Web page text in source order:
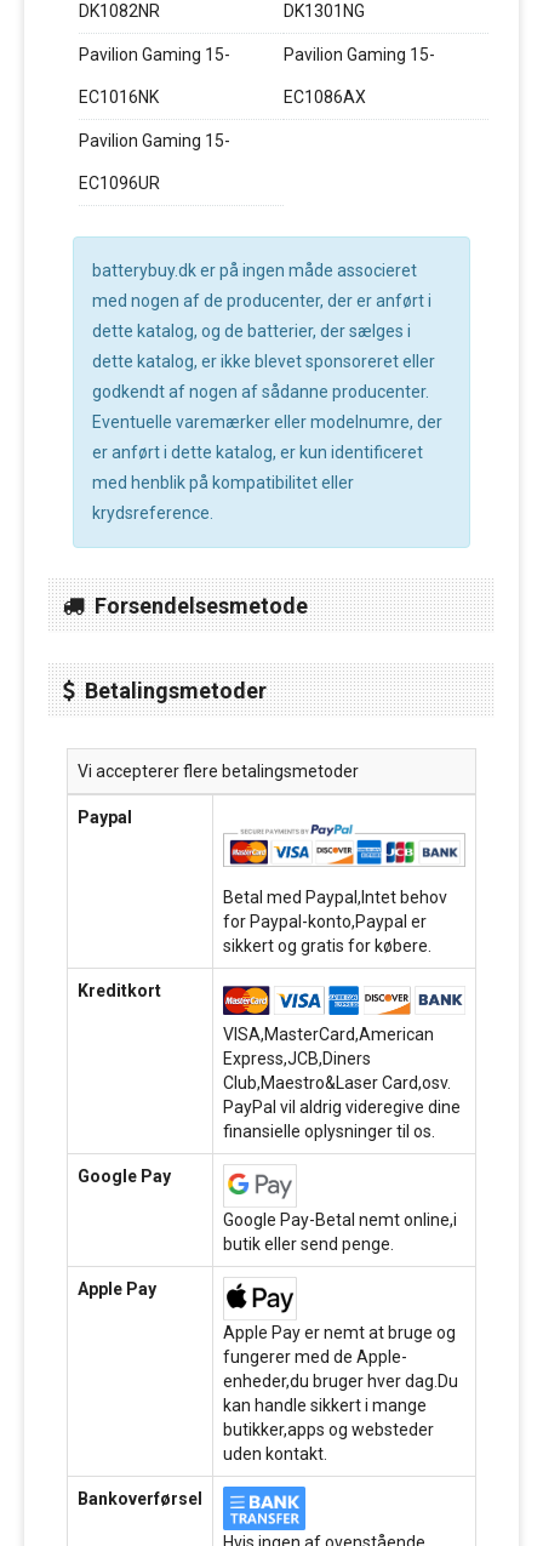
DK1082NR DK1301NG
Pavilion Gaming 15-
EC1016NK
Pavilion Gaming 15-
EC1086AX
Pavilion Gaming 15-
EC1096UR
batterybuy.dk er på ingen måde associeret
med nogen af de producenter, der er anført i
dette katalog, og de batterier, der sælges i
dette katalog, er ikke blevet sponsoreret eller
godkendt af nogen af sådanne producenter.
Eventuelle varemærker eller modelnumre, der
er anført i dette katalog, er kun identificeret
med henblik på kompatibilitet eller
krydsreference.
Forsendelsesmetode
Betalingsmetoder
Vi accepterer flere betalingsmetoder
Paypal
Betal med Paypal,Intet behov
for Paypal-konto,Paypal er
sikkert og gratis for købere.
Kreditkort
VISA,MasterCard,American
Express,JCB,Diners
Club,Maestro&Laser Card,osv.
PayPal vil aldrig videregive dine
finansielle oplysninger til os.
Google Pay
Google Pay-Betal nemt online,i
butik eller send penge.
Apple Pay
Apple Pay er nemt at bruge og
fungerer med de Apple-
enheder,du bruger hver dag.Du
kan handle sikkert i mange
butikker,apps og websteder
uden kontakt.
Bankoverførsel